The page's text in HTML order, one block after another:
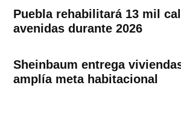
Puebla rehabilitará 13 mil
avenidas durante 2026
Sheinbaum entrega
amplía meta habitacional